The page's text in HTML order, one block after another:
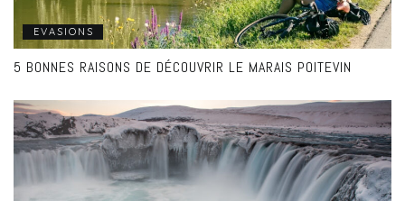
EVASIONS
5 BONNES RAISONS DE DÉCOUVRIR LE MARAIS POITEVIN